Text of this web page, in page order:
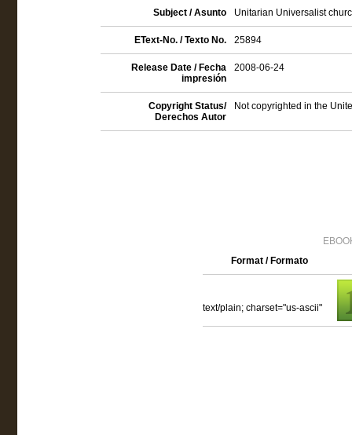
Subject / Asunto Unitarian Universalist
EText-No. / Texto No. 25894
Release Date / Fecha
impresión
2008-06-24
Copyright Status/
Derechos Autor
Not copyrighted in the
Format / Formato
text/plain; charset="us-ascii"